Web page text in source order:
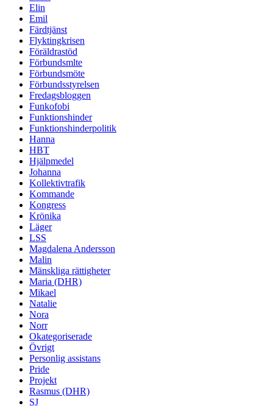
Elin
Emil
Färdtjänst
Flyktingkrisen
Föräldrastöd
Förbundsmlte
Förbundsmöte
Förbundsstyrelsen
Fredagsbloggen
Funkofobi
Funktionshinder
Funktionshinderpolitik
Hanna
HBT
Hjälpmedel
Johanna
Kollektivtrafik
Kommande
Kongress
Krönika
Läger
LSS
Magdalena Andersson
Malin
Mänskliga rättigheter
Maria (DHR)
Mikael
Natalie
Nora
Norr
Okategoriserade
Övrigt
Personlig assistans
Pride
Projekt
Rasmus (DHR)
SJ